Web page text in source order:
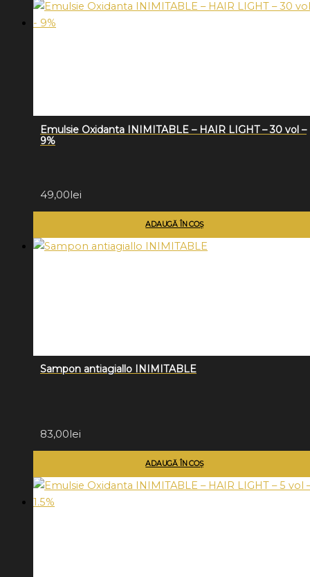
Emulsie Oxidanta INIMITABLE – HAIR LIGHT – 30 vol –
9%
49,00lei
ADAUGĂ ÎN COȘ
Sampon antiagiallo INIMITABLE
83,00lei
ADAUGĂ ÎN COȘ